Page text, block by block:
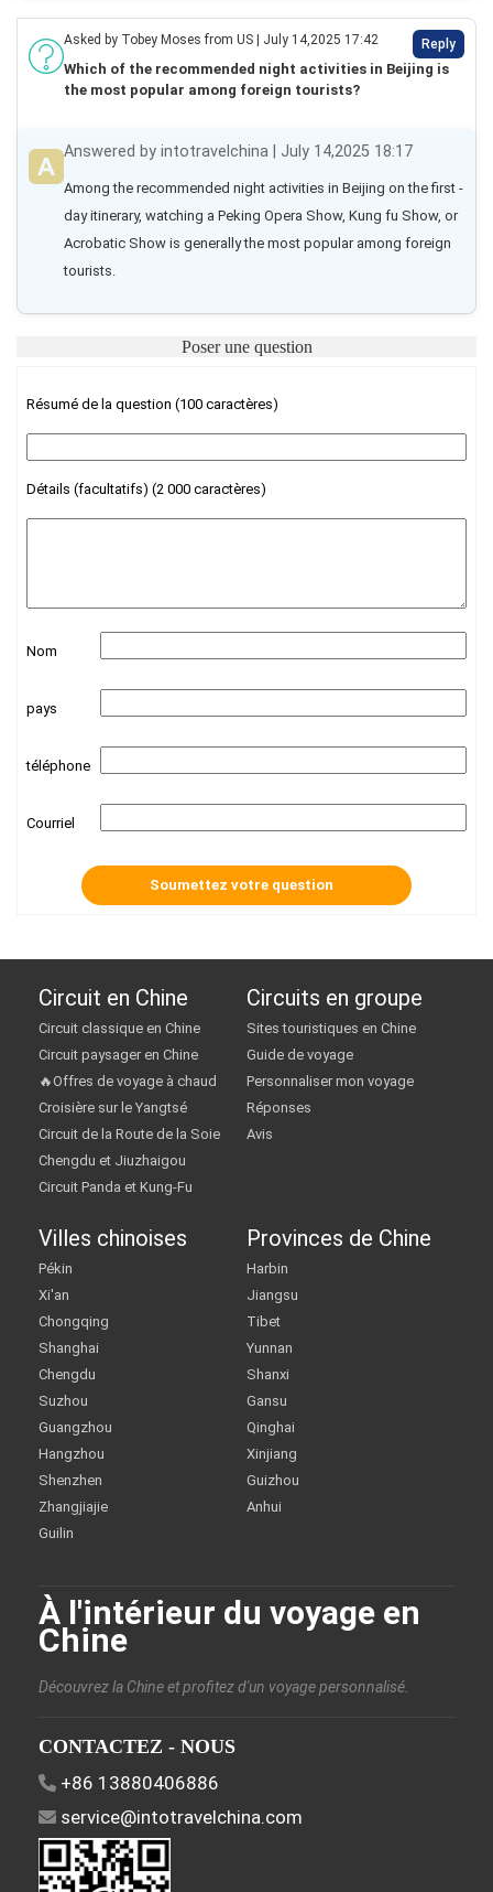
Asked by Tobey Moses from US | July 14,2025 17:42 Reply
Which of the recommended night activities in Beijing is
the most popular among foreign tourists?
Answered by intotravelchina | July 14,2025 18:17
Among the recommended night activities in Beijing on the first -
day itinerary, watching a Peking Opera Show, Kung fu Show, or
Acrobatic Show is generally the most popular among foreign
tourists.
Poser une question
Résumé de la question (100 caractères)
Détails (facultatifs) (2 000 caractères)
Nom
pays
téléphone
Courriel
Circuit en Chine
Circuit classique en Chine
Circuit paysager en Chine
🔥Offres de voyage à chaud
Croisière sur le Yangtsé
Circuit de la Route de la Soie
Chengdu et Jiuzhaigou
Circuit Panda et Kung-Fu
Circuits en groupe
Sites touristiques en Chine
Guide de voyage
Personnaliser mon voyage
Réponses
Avis
Villes chinoises
Pékin
Xi'an
Chongqing
Shanghai
Chengdu
Suzhou
Guangzhou
Hangzhou
Shenzhen
Zhangjiajie
Guilin
Provinces de Chine
Harbin
Jiangsu
Tibet
Yunnan
Shanxi
Gansu
Qinghai
Xinjiang
Guizhou
Anhui
À l'intérieur du voyage en
Chine
Découvrez la Chine et profitez d'un voyage personnalisé.
CONTACTEZ - NOUS
+86 13880406886
service@intotravelchina.com